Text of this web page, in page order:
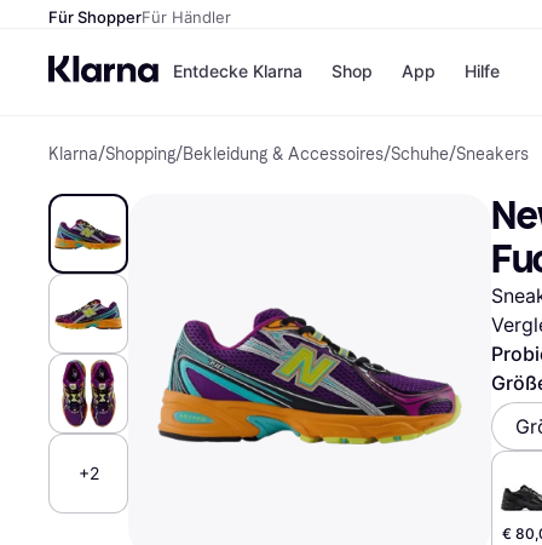
Für ShopperFür Händler
Entdecke Klarna
Zahlungsmethoden
Bezahle in bis zu 30
Shop
Shops
H&M
Temu
Alle Shops
App Hilfe
Klarna/Shopping/Bekleidung & Accessoires/Schuhe/Sneakers
+2
€